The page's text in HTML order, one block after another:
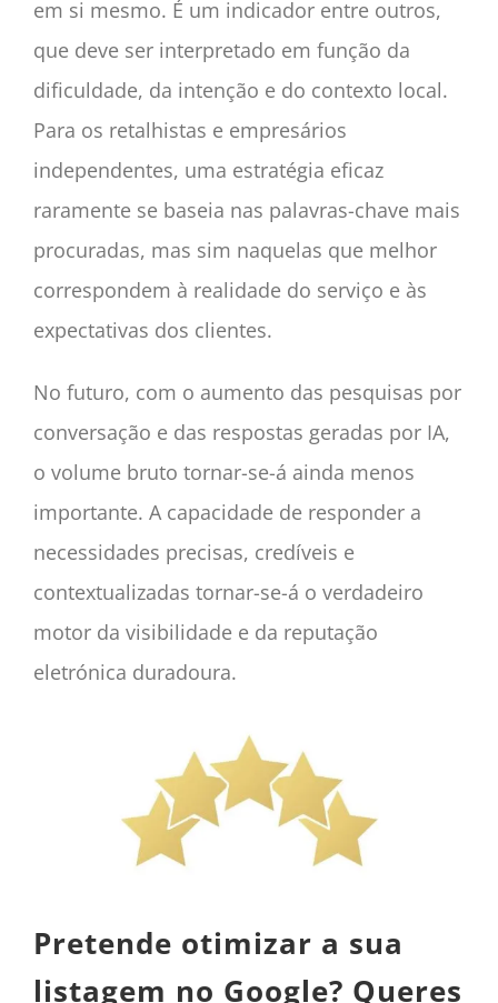
em si mesmo. É um indicador entre outros,
que deve ser interpretado em função da
dificuldade, da intenção e do contexto local.
Para os retalhistas e empresários
independentes, uma estratégia eficaz
raramente se baseia nas palavras-chave mais
procuradas, mas sim naquelas que melhor
correspondem à realidade do serviço e às
expectativas dos clientes.
No futuro, com o aumento das pesquisas por
conversação e das respostas geradas por IA,
o volume bruto tornar-se-á ainda menos
importante. A capacidade de responder a
necessidades precisas, credíveis e
contextualizadas tornar-se-á o verdadeiro
motor da visibilidade e da reputação
eletrónica duradoura.
Pretende otimizar a sua
listagem no Google? Queres